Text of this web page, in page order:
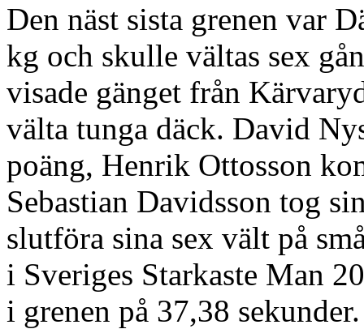
Den näst sista grenen var
kg och skulle vältas sex
visade gänget från
välta tunga däck. David
poäng, Henrik Ottosson
Sebastian Davidsson tog
slutföra sina sex vält på
i Sveriges Starkaste Man
i grenen på 37,38 sekunder.